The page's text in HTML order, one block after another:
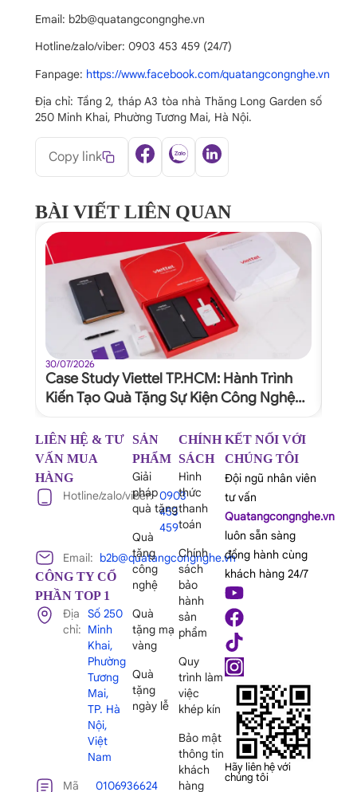
Email: b2b@quatangcongnghe.vn
Hotline/zalo/viber: 0903 453 459 (24/7)
Fanpage: https://www.facebook.com/quatangcongnghe.vn
Địa chỉ: Tầng 2, tháp A3 tòa nhà Thăng Long Garden số
250 Minh Khai, Phường Tương Mai, Hà Nội.
Copy link
BÀI VIẾT LIÊN QUAN
30/07/2026
Case Study Viettel TP.HCM: Hành Trình
Kiến Tạo Quà Tặng Sự Kiện Công Nghệ
LIÊN HỆ & TƯ
VẤN MUA
HÀNG
Hotline/zalo/viber: 0903
453
459
Email: b2b@quatangcongnghe.vn
CÔNG TY CỔ
PHẦN TOP 1
Địa
chỉ:
Số 250
Minh
Khai,
Phường
Tương
Mai,
TP. Hà
Nội,
Việt
Nam
Mã
0106936624
SẢN
PHẨM
Giải
pháp
quà tặng
Quà
tặng
công
nghệ
Quà
tặng mạ
vàng
Quà
tặng
ngày lễ
CHÍNH
SÁCH
Hình
thức
thanh
toán
Chính
sách
bảo
hành
sản
phẩm
Quy
trình làm
việc
khép kín
Bảo mật
thông tin
khách
hàng
KẾT NỐI VỚI
CHÚNG TÔI
Đội ngũ nhân viên
tư vấn
Quatangcongnghe.vn
luôn sẵn sàng
đồng hành cùng
khách hàng 24/7
Hãy liên hệ với
chúng tôi